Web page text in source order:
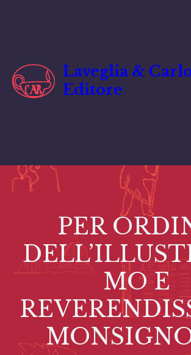
Laveglia &
Editore
PER
MO E